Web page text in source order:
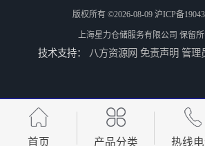
版权所有 ©2026-08-09 沪ICP备
上海星力仓储服务有限公司 保留
技术支持： 八方资源网 免责声明 管理
首页 产品分类 热线